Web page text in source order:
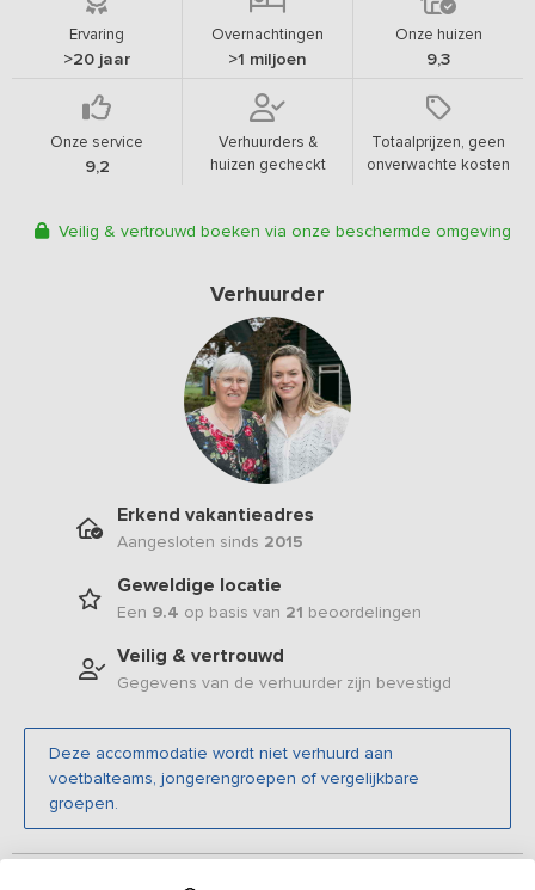
Ervaring
>20 jaar
Overnachtingen
>1 miljoen
Onze huizen
9,3
Onze service
9,2
Verhuurders &
huizen gecheckt
Totaalprijzen, geen
onverwachte kosten
Veilig & vertrouwd boeken via onze beschermde omgeving
Verhuurder
Erkend vakantieadres
Aangesloten sinds 2015
Geweldige locatie
Een 9.4 op basis van 21 beoordelingen
Veilig & vertrouwd
Gegevens van de verhuurder zijn bevestigd
Deze accommodatie wordt niet verhuurd aan
voetbalteams, jongerengroepen of vergelijkbare
groepen.